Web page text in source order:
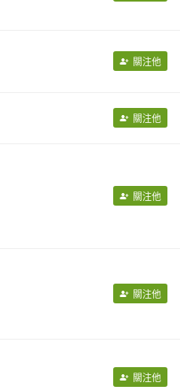
關注他
關注他
關注他
關注他
關注他